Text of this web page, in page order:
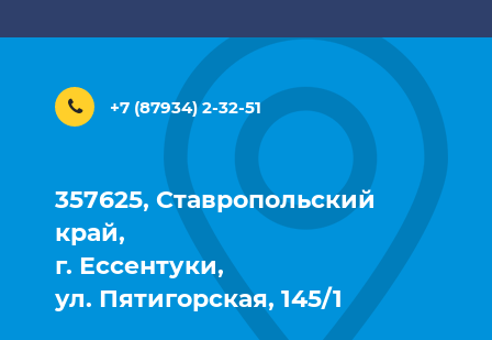
+7 (87934) 2-32-51
357625, Ставропольский
край,
г. Ессентуки,
ул. Пятигорская, 145/1